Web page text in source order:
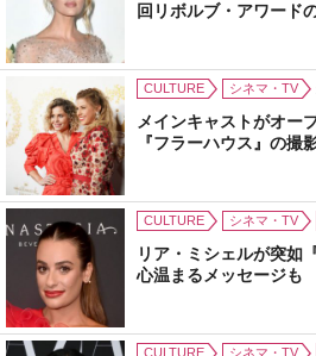
回リボルブ・アワード
CULTURE シネマ・TV
メインキャストがオー
『フラーハウス』の撮
CULTURE シネマ・TV
リア・ミシェルが突如
心温まるメッセージも
CULTURE シネマ・TV